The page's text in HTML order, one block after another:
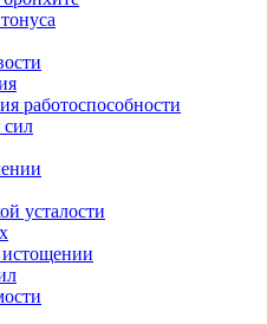
работоспособности
сил
усталости